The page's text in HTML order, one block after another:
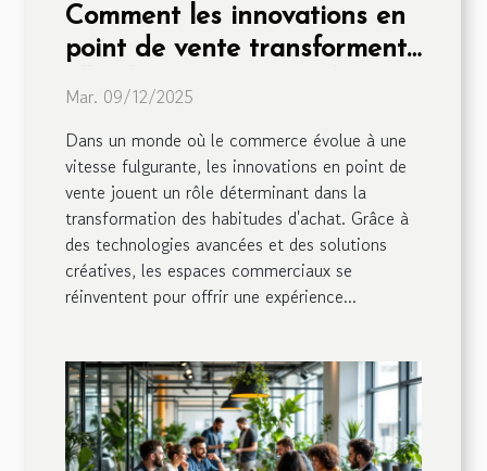
Comment les innovations en
point de vente transforment-
Mar. 09/12/2025
Dans un monde où le commerce évolue à une
vitesse fulgurante, les innovations en point de
vente jouent un rôle déterminant dans la
transformation des habitudes d'achat. Grâce à
des technologies avancées et des solutions
créatives, les espaces commerciaux se
réinventent pour offrir une expérience...